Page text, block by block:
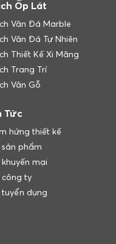
Ốp Lát
Vân Đá Marble
Vân Đá Tự Nhiên
Thiết Kế Xi Măng
Trang Trí
Vân Gỗ
Tức
hứng thiết kế
sản phẩm
khuyến mại
công ty
tuyển dụng